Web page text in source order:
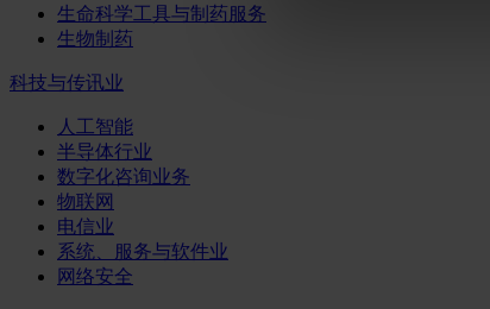
生命科学工具与制药服务
生物制药
科技与传讯业
人工智能
半导体行业
数字化咨询业务
物联网
电信业
系统、服务与软件业
网络安全